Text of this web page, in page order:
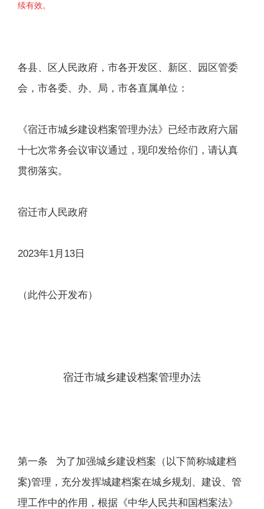
续有效。
各县、区人民政府，市各开发区、新区、园区管委
会，市各委、办、局，市各直属单位：
《宿迁市城乡建设档案管理办法》已经市政府六届
十七次常务会议审议通过，现印发给你们，请认真
贯彻落实。
宿迁市人民政府
2023年1月13日
（此件公开发布）
宿迁市城乡建设档案管理办法
第一条 为了加强城乡建设档案（以下简称城建档
案)管理，充分发挥城建档案在城乡规划、建设、管
理工作中的作用，根据《中华人民共和国档案法》